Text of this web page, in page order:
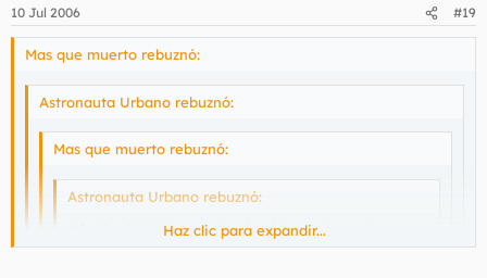
10 Jul 2006 #19
Mas que muerto rebuznó:
Astronauta Urbano rebuznó:
Mas que muerto rebuznó:
Astronauta Urbano rebuznó:
Añadir células o curarlas desvirtuaría las redes y
conduciría al blanqueo cerebral total.
Haz clic para expandir...
Haz clic para expandir...